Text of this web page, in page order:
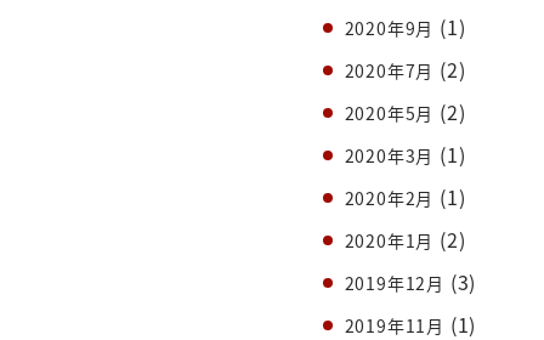
2020年9月 (1)
2020年7月 (2)
2020年5月 (2)
2020年3月 (1)
2020年2月 (1)
2020年1月 (2)
2019年12月 (3)
2019年11月 (1)